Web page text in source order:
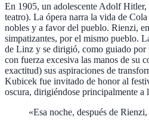
En 1905, un adolescente Adolf Hitler,
teatro). La ópera narra la vida de
nobles y a favor del pueblo. Rienzi,
simpatizantes, por el mismo pueblo.
de Linz y se dirigió, como guiado por
con fuerza excesiva las manos de
exactitud) sus aspiraciones de
Kubicek fue invitado de honor al
oscura, dirigiéndose principalmente
«Esa noche, después de